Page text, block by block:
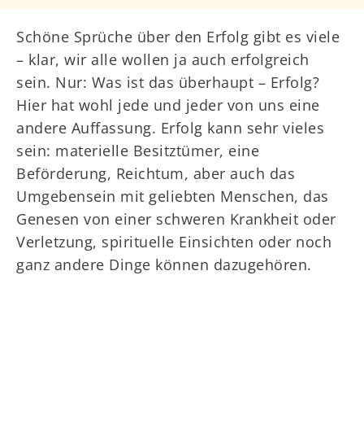
Schöne Sprüche über den Erfolg gibt es viele
– klar, wir alle wollen ja auch erfolgreich
sein. Nur: Was ist das überhaupt – Erfolg?
Hier hat wohl jede und jeder von uns eine
andere Auffassung. Erfolg kann sehr vieles
sein: materielle Besitztümer, eine
Beförderung, Reichtum, aber auch das
Umgebensein mit geliebten Menschen, das
Genesen von einer schweren Krankheit oder
Verletzung, spirituelle Einsichten oder noch
ganz andere Dinge können dazugehören.